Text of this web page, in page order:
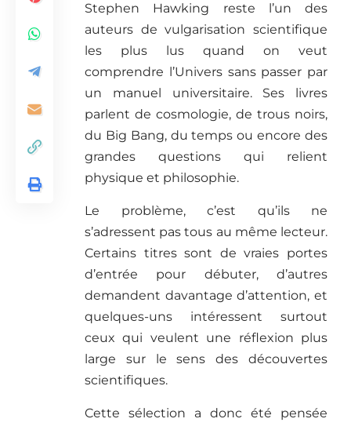
Stephen Hawking reste l’un des
auteurs de vulgarisation scientifique
les plus lus quand on veut
comprendre l’Univers sans passer par
un manuel universitaire. Ses livres
parlent de cosmologie, de trous noirs,
du Big Bang, du temps ou encore des
grandes questions qui relient
physique et philosophie.
Le problème, c’est qu’ils ne
s’adressent pas tous au même lecteur.
Certains titres sont de vraies portes
d’entrée pour débuter, d’autres
demandent davantage d’attention, et
quelques-uns intéressent surtout
ceux qui veulent une réflexion plus
large sur le sens des découvertes
scientifiques.
Cette sélection a donc été pensée